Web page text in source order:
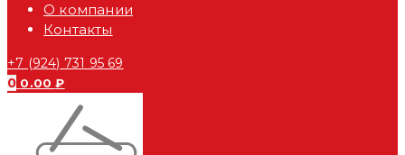
О компании
Контакты
+7 (924) 731 95 69
0 0.00₽